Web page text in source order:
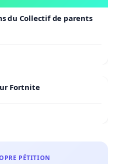
du Collectif de parents
Fortnite
PÉTITION